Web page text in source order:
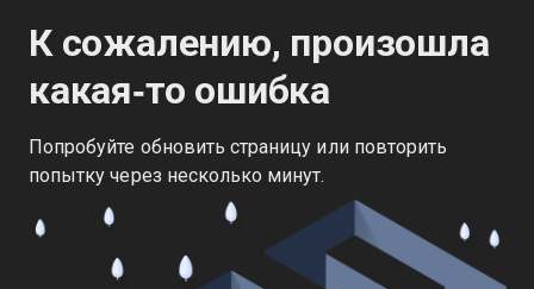
К сожалению, произошла
какая‑то ошибка
Попробуйте обновить страницу или повторить
попытку через несколько минут.